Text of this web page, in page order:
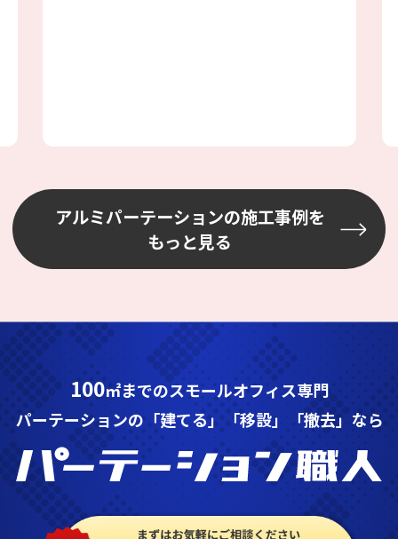
アルミパーテーションの施工事例を
もっと見る
100㎡までのスモールオフィス専門
パーテーションの「建てる」「移設」「撤去」なら